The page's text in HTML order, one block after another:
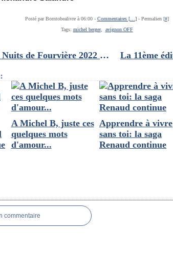
Posté par Borntobealivre à 06:00 - Commentaires [… ]- Permalien [#]
Tags: michel berger, avignon OFF
Live Report : M; Nuits de Fourvière 2022 : une "Rêvalité" toute en groove et en magie de l'enfance
A Michel B, juste ces
quelques mots
d'amour...
Apprendre à vivre
sans toi: la saga
Renaud continue
commentaire